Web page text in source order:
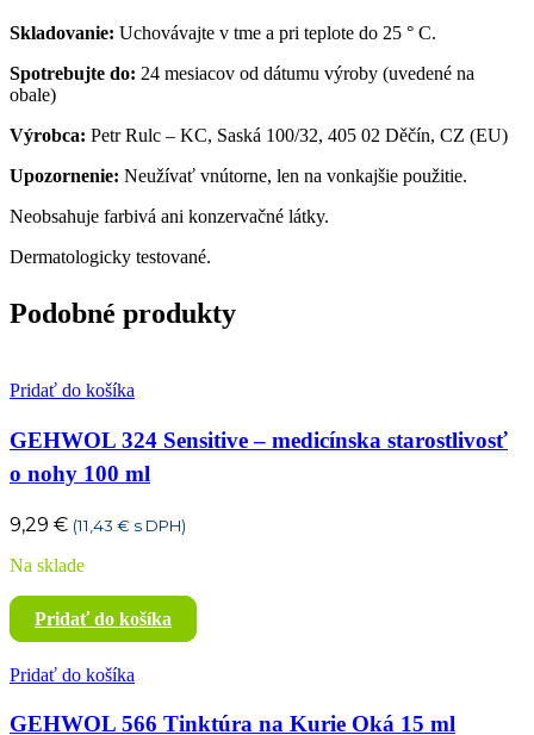
Skladovanie: Uchovávajte v tme a pri teplote do 25 ° C.
Spotrebujte do: 24 mesiacov od dátumu výroby (uvedené na
obale)
Výrobca: Petr Rulc – KC, Saská 100/32, 405 02 Děčín, CZ (EU)
Upozornenie: Neužívať vnútorne, len na vonkajšie použitie.
Neobsahuje farbivá ani konzervačné látky.
Dermatologicky testované.
Podobné produkty
Pridať do košíka
GEHWOL 324 Sensitive – medicínska starostlivosť
o nohy 100 ml
9,29 € (11,43 € s DPH)
Na sklade
Pridať do košíka
Pridať do košíka
GEHWOL 566 Tinktúra na Kurie Oká 15 ml